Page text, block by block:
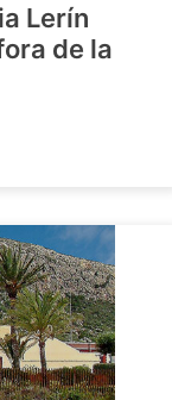
Lerín
de la